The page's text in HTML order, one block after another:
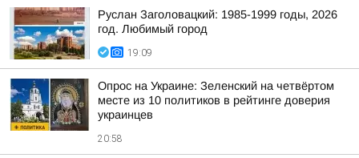
Руслан Заголовацкий: 1985-1999 годы, 2026
год. Любимый город
19:09
Опрос на Украине: Зеленский на четвёртом
месте из 10 политиков в рейтинге доверия
украинцев
20:58